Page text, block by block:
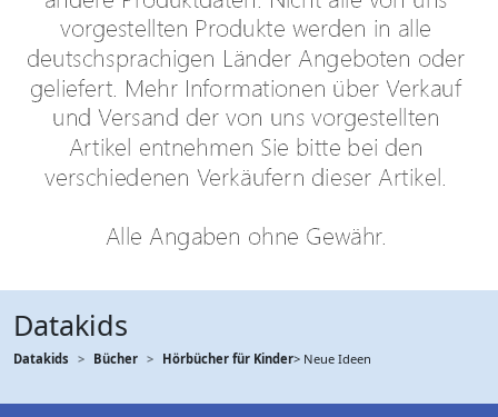
Datakids
Datakids Bücher Hörbücher für Kinder> Neue Ideen